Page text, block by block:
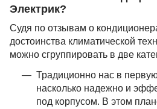
Электрик?
Судя по отзывам о
достоинства климатической
можно сгруппировать в две
Традиционно нас в
насколько надежно и
под корпусом. В этом